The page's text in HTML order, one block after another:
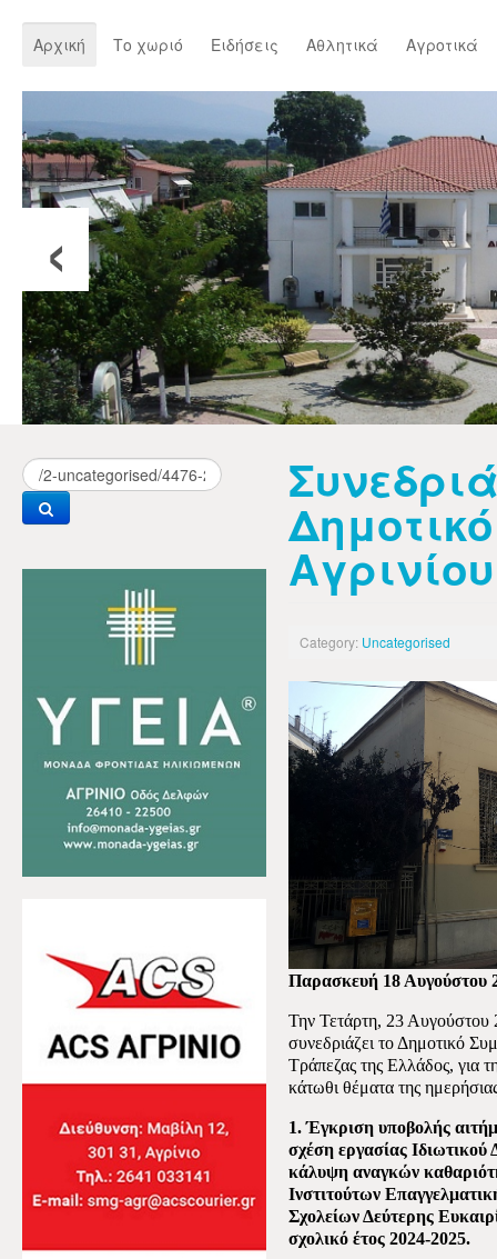
Αρχική Το χωριό Ειδήσεις Αθλητικά Αγροτικά
‹
Category: Uncategorised
Παρασκευή 18 Αυγούστου
Την Τετάρτη, 23 Αυγούστου
συνεδριάζει το Δημοτικό
Τράπεζας της Ελλάδος, για
κάτωθι θέματα της
1. Έγκριση υποβολής
σχέση εργασίας
κάλυψη αναγκών
Ινστιτούτων
Σχολείων Δεύτερης
σχολικό έτος 2024-2025.